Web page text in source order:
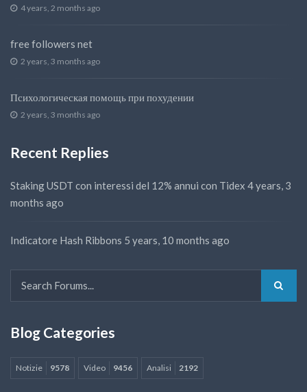
4 years, 2 months ago
free followers net
2 years, 3 months ago
Психологическая помощь при похудении
2 years, 3 months ago
Recent Replies
Staking USDT con interessi del 12% annui con Tidex 4 years, 3
months ago
Indicatore Hash Ribbons 5 years, 10 months ago
Blog Categories
Notizie 9578 Video 9456 Analisi 2192